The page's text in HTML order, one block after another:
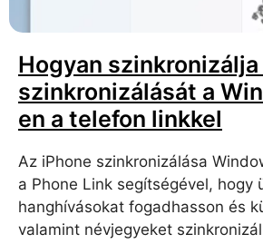
Hogyan szinkronizálja
szinkronizálását a
en a telefon linkkel
Az iPhone szinkronizálása
a Phone Link segítségével, hogy
hanghívásokat fogadhasson és
valamint névjegyeket